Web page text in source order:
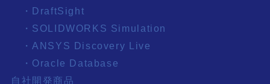
・DraftSight
・SOLIDWORKS Simulation
・ANSYS Discovery Live
・Oracle Database
自社開発商品